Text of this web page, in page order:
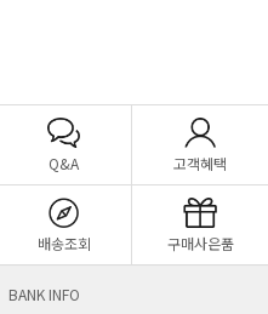
Q&A 고객혜택
배송조회 구매사은품
BANK INFO